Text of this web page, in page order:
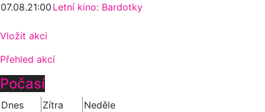
07.08.21:00 Letní kino: Bardotky
Vložit akci
Přehled akcí
Počasí
Dnes
Zítra
Neděle